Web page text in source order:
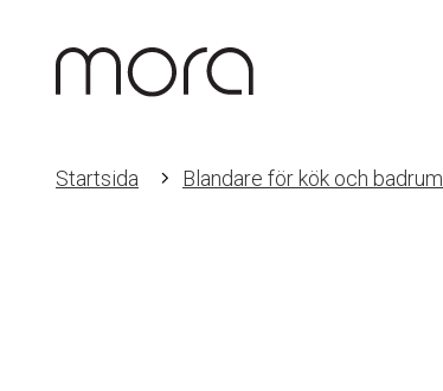
Startsida Blandare för kök och badrum